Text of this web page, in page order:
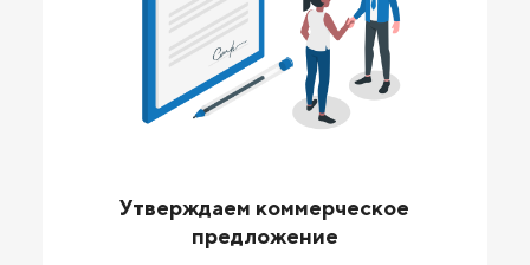
Утверждаем коммерческое
предложение